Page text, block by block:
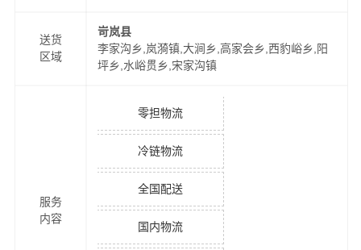
送货
区域
岢岚县
李家沟乡,岚漪镇,大涧乡,高家会乡,西豹峪乡,阳
坪乡,水峪贯乡,宋家沟镇
服务
内容
零担物流
冷链物流
全国配送
国内物流